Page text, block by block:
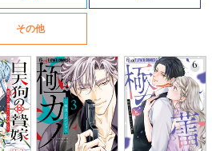
その他